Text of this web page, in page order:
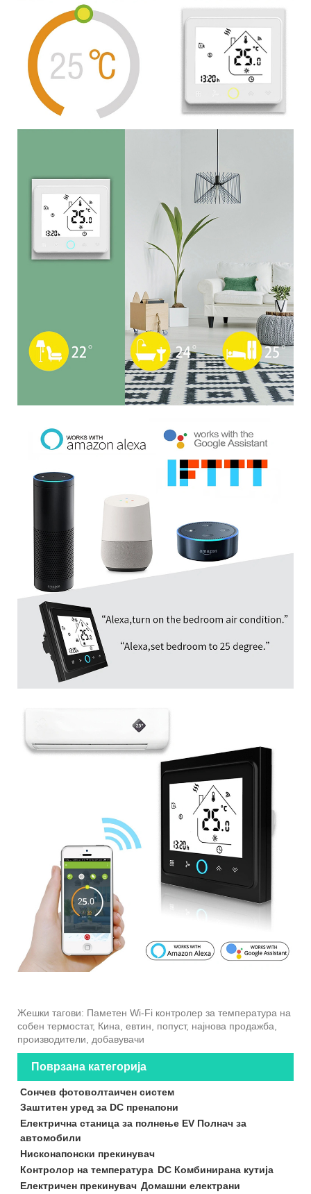
Жешки тагови: Паметен Wi-Fi контролер за температура на
собен термостат, Кина, евтин, попуст, најнова продажба,
производители, добавувачи
Поврзана категорија
Сончев фотоволтаичен систем
Заштитен уред за DC пренапони
Електрична станица за полнење EV Полнач за
автомобили
Нисконапонски прекинувач
Контролор на температура DC Комбинирана кутија
Електричен прекинувач Домашни електрани